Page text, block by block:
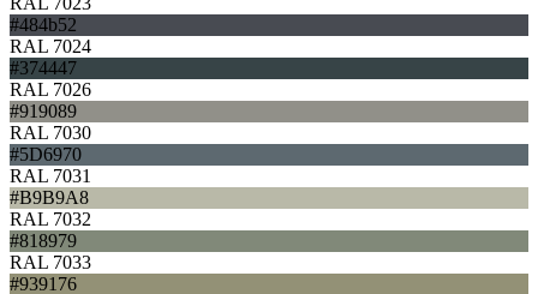
#484b52
RAL 7024
#374447
RAL 7026
#919089
RAL 7030
#5D6970
RAL 7031
#B9B9A8
RAL 7032
#818979
RAL 7033
#939176